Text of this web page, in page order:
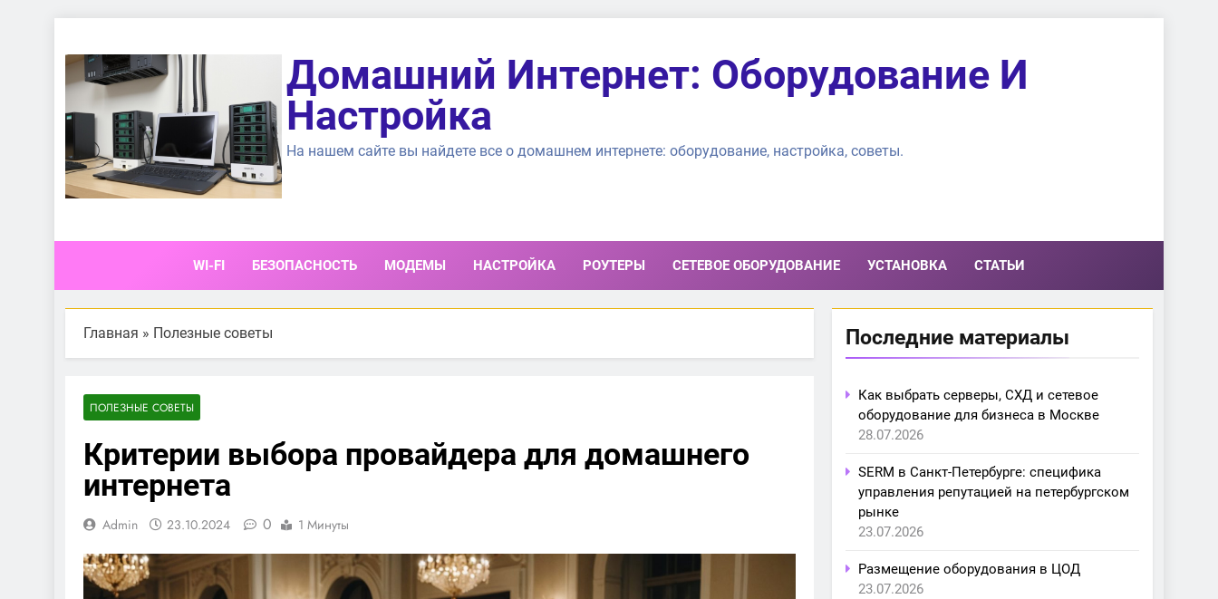
содержимому
Домашний Интернет: Оборудование И
Настройка
На нашем сайте вы найдете все о домашнем интернете: оборудование, настройка, советы.
WI-FI БЕЗОПАСНОСТЬ МОДЕМЫ НАСТРОЙКА РОУТЕРЫ СЕТЕВОЕ ОБОРУДОВАНИЕ УСТАНОВКА СТАТЬИ
Главная » Полезные советы
ПОЛЕЗНЫЕ СОВЕТЫ
Критерии выбора провайдера для домашнего
интернета
Admin 23.10.2024 0 1 Минуты
Последние материалы
Как выбрать серверы, СХД и сетевое
оборудование для бизнеса в Москве
28.07.2026
SERM в Санкт-Петербурге: специфика
управления репутацией на петербургском
рынке
23.07.2026
Размещение оборудования в ЦОД
23.07.2026